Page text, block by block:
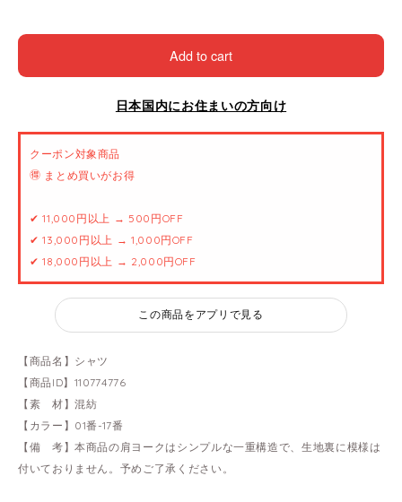
Add to cart
日本国内にお住まいの方向け
クーポン対象商品
🉐 まとめ買いがお得
✔ 11,000円以上 → 500円OFF
✔ 13,000円以上 → 1,000円OFF
✔ 18,000円以上 → 2,000円OFF
この商品をアプリで見る
【商品名】シャツ
【商品ID】110774776
【素 材】混紡
【カラー】01番-17番
【備 考】本商品の肩ヨークはシンプルな一重構造で、生地裏に模様は
付いておりません。予めご了承ください。